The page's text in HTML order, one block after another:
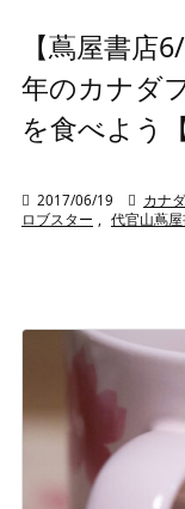
【蔦屋書店
年のカナダ
を食べよう
 2017/06/19  カナダ
ロブスター
代官山蔦